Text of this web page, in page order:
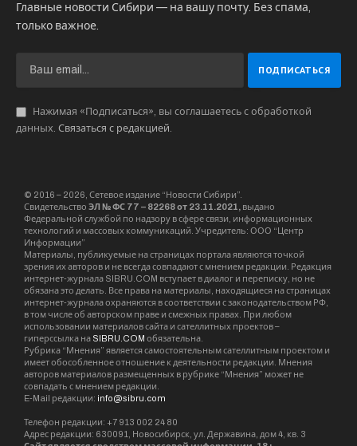
Главные новости Сибири — на вашу почту. Без спама,
только важное.
Нажимая «Подписаться», вы соглашаетесь с обработкой
данных. Связаться с редакцией.
© 2016 – 2026, Сетевое издание “Новости Сибири”.
Свидетельство ЭЛ № ФС 77 – 82268 от 23.11.2021, выдано
Федеральной службой по надзору в сфере связи, информационных
технологий и массовых коммуникаций. Учредитель: ООО “Центр
Информации”
Материалы, публикуемые на страницах портала являются точкой
зрения их авторов и не всегда совпадают с мнением редакции. Редакция
интернет-журнала SIBRU.COM вступает в диалог и переписку, но не
обязана это делать. Все права на материалы, находящиеся на страницах
интернет-журнала охраняются в соответствии с законодательством РФ,
в том числе об авторском праве и смежных правах. При любом
использовании материалов сайта и сателлитных проектов –
гиперссылка на SIBRU.COM обязательна.
Рубрика “Мнения” является самостоятельным сателлитным проектом и
имеет обособленное отношение к деятельности редакции. Мнения
авторов материалов размещенных в рубрике “Мнения” может не
совпадать с мнением редакции.
E-Mail редакции: info@sibru.com
Телефон редакции: +7 913 002 24 80
Адрес редакции: 630091, Новосибирск, ул. Державина, дом 4, кв. 3